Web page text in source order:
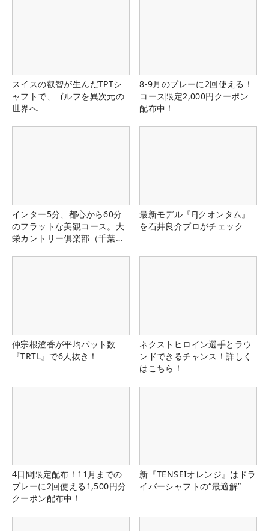
スイスの叡智が生んだTPTシ
ャフトで、ゴルフを異次元の
世界へ
8-9月のプレーに2回使える！
コース限定2,000円クーポン
配布中！
インター5分、都心から60分
のフラットな美観コース。大
栄カントリー俱楽部（千葉
最新モデル『FJクオンタム』
を石井良介プロがチェック
仲宗根澄香が平均パット数
『TRTL』で6人抜き！
ネクストヒロイン選手とラウ
ンドできるチャンス！詳しく
はこちら！
4日間限定配布！11月までの
プレーに2回使える1,500円分
クーポン配布中！
新『TENSEIオレンジ』はドラ
イバーシャフトの“最適解”